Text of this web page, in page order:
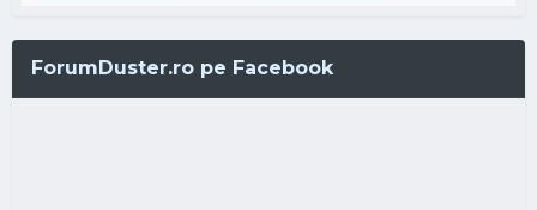
ForumDuster.ro pe Facebook